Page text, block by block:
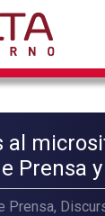
al
Prensa
Prensa,